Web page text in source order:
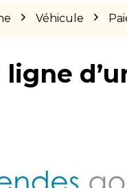
Véhicule